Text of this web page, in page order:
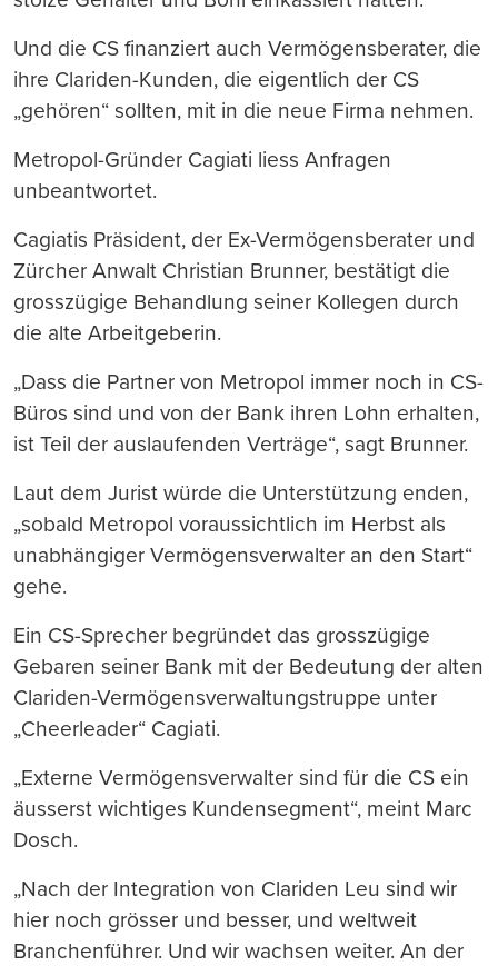
Und die CS finanziert auch Vermögensberater, die
ihre Clariden-Kunden, die eigentlich der CS
„gehören“ sollten, mit in die neue Firma nehmen.
Metropol-Gründer Cagiati liess Anfragen
unbeantwortet.
Cagiatis Präsident, der Ex-Vermögensberater und
Zürcher Anwalt Christian Brunner, bestätigt die
grosszügige Behandlung seiner Kollegen durch
die alte Arbeitgeberin.
„Dass die Partner von Metropol immer noch in CS-
Büros sind und von der Bank ihren Lohn erhalten,
ist Teil der auslaufenden Verträge“, sagt Brunner.
Laut dem Jurist würde die Unterstützung enden,
„sobald Metropol voraussichtlich im Herbst als
unabhängiger Vermögensverwalter an den Start“
gehe.
Ein CS-Sprecher begründet das grosszügige
Gebaren seiner Bank mit der Bedeutung der alten
Clariden-Vermögensverwaltungstruppe unter
„Cheerleader“ Cagiati.
„Externe Vermögensverwalter sind für die CS ein
äusserst wichtiges Kundensegment“, meint Marc
Dosch.
„Nach der Integration von Clariden Leu sind wir
hier noch grösser und besser, und weltweit
Branchenführer. Und wir wachsen weiter. An der